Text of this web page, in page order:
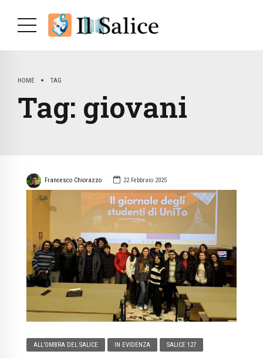
HOME TAG
Tag: giovani
Francesco Chiorazzo 22 Febbraio 2025
ALL’OMBRA DEL SALICE IN EVIDENZA SALICE 127